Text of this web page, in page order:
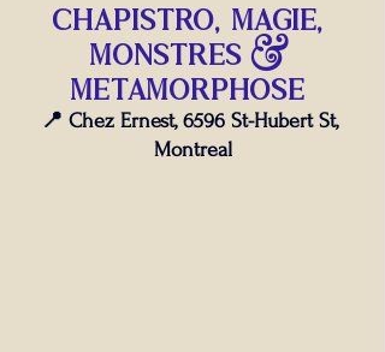
chapistro, Magie,
monstres &
metamorphose
📍 Chez Ernest, 6596 St-Hubert St,
Montreal